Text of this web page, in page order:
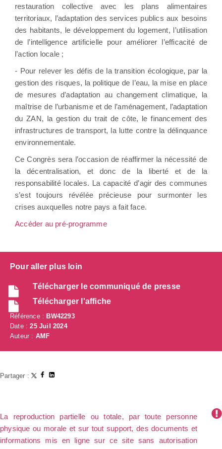
restauration collective avec les plans alimentaires
territoriaux, l’adaptation des services publics aux besoins
des habitants, le développement du logement, l’utilisation
de l’intelligence artificielle pour améliorer l’efficacité de
l’action locale ;
- Pour relever les défis de la transition écologique, par la
gestion des risques, la politique de l’eau, la mise en place
de mesures d’adaptation au changement climatique, la
maîtrise de l’urbanisme et de l’aménagement, l’adaptation
du ZAN, la gestion du trait de côte, le financement des
infrastructures de transport, la lutte contre la délinquance
environnementale.
Ce Congrès sera l’occasion de réaffirmer la nécessité de
la décentralisation, et donc de la liberté et de la
responsabilité locales. La capacité d’agir des communes
s’est toujours révélée précieuse pour surmonter les
crises auxquelles notre pays a fait face.
Accéder au pré-programme
Pour aller plus loin
Télécharger le communiqué de presse
Télécharger l'affiche
Référence :BW42293
Date :25 Juil 2024
Auteur : AMF
Partager :
La reproduction partielle ou totale, par toute personne
physique ou morale et sur tout support, des documents et
informations mis en ligne sur ce site sans autorisation